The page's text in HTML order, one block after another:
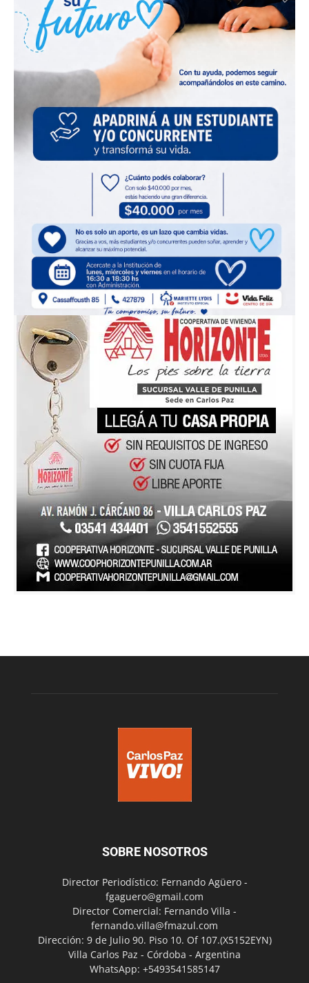
SOBRE NOSOTROS
Director Periodístico: Fernando Agüero -
fgaguero@gmail.com
Director Comercial: Fernando Villa -
fernando.villa@fmazul.com
Dirección: 9 de Julio 90. Piso 10. Of 107.(X5152EYN)
Villa Carlos Paz - Córdoba - Argentina
WhatsApp: +5493541585147